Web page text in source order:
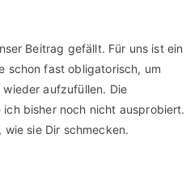
Beitrag gefällt. Für uns ist ein
schon fast obligatorisch, um
aufzufüllen. Die
ich bisher noch nicht ausprobiert.
wie sie Dir schmecken.